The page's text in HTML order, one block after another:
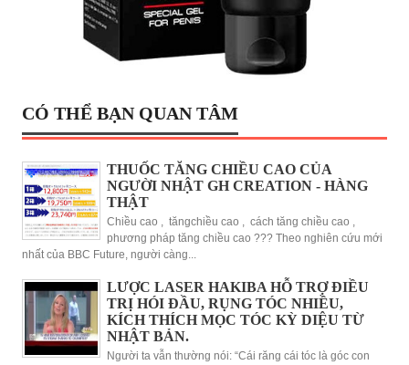
CÓ THỂ BẠN QUAN TÂM
THUỐC TĂNG CHIỀU CAO CỦA
NGƯỜI NHẬT GH CREATION - HÀNG
THẬT
Chiều cao , tăngchiều cao , cách tăng chiều cao ,
phương pháp tăng chiều cao ??? Theo nghiên cứu mới
nhất của BBC Future, người càng...
LƯỢC LASER HAKIBA HỖ TRỢ ĐIỀU
TRỊ HÓI ĐẦU, RỤNG TÓC NHIỀU,
KÍCH THÍCH MỌC TÓC KỲ DIỆU TỪ
NHẬT BẢN.
Người ta vẫn thường nói: “Cái răng cái tóc là góc con